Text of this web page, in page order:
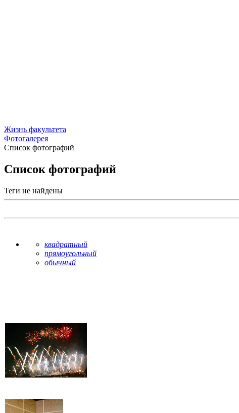
Жизнь факультета
Фотогалерея
Список фотографий
Список фотографий
Теги не найдены
квадратный
прямоугольный
обычный